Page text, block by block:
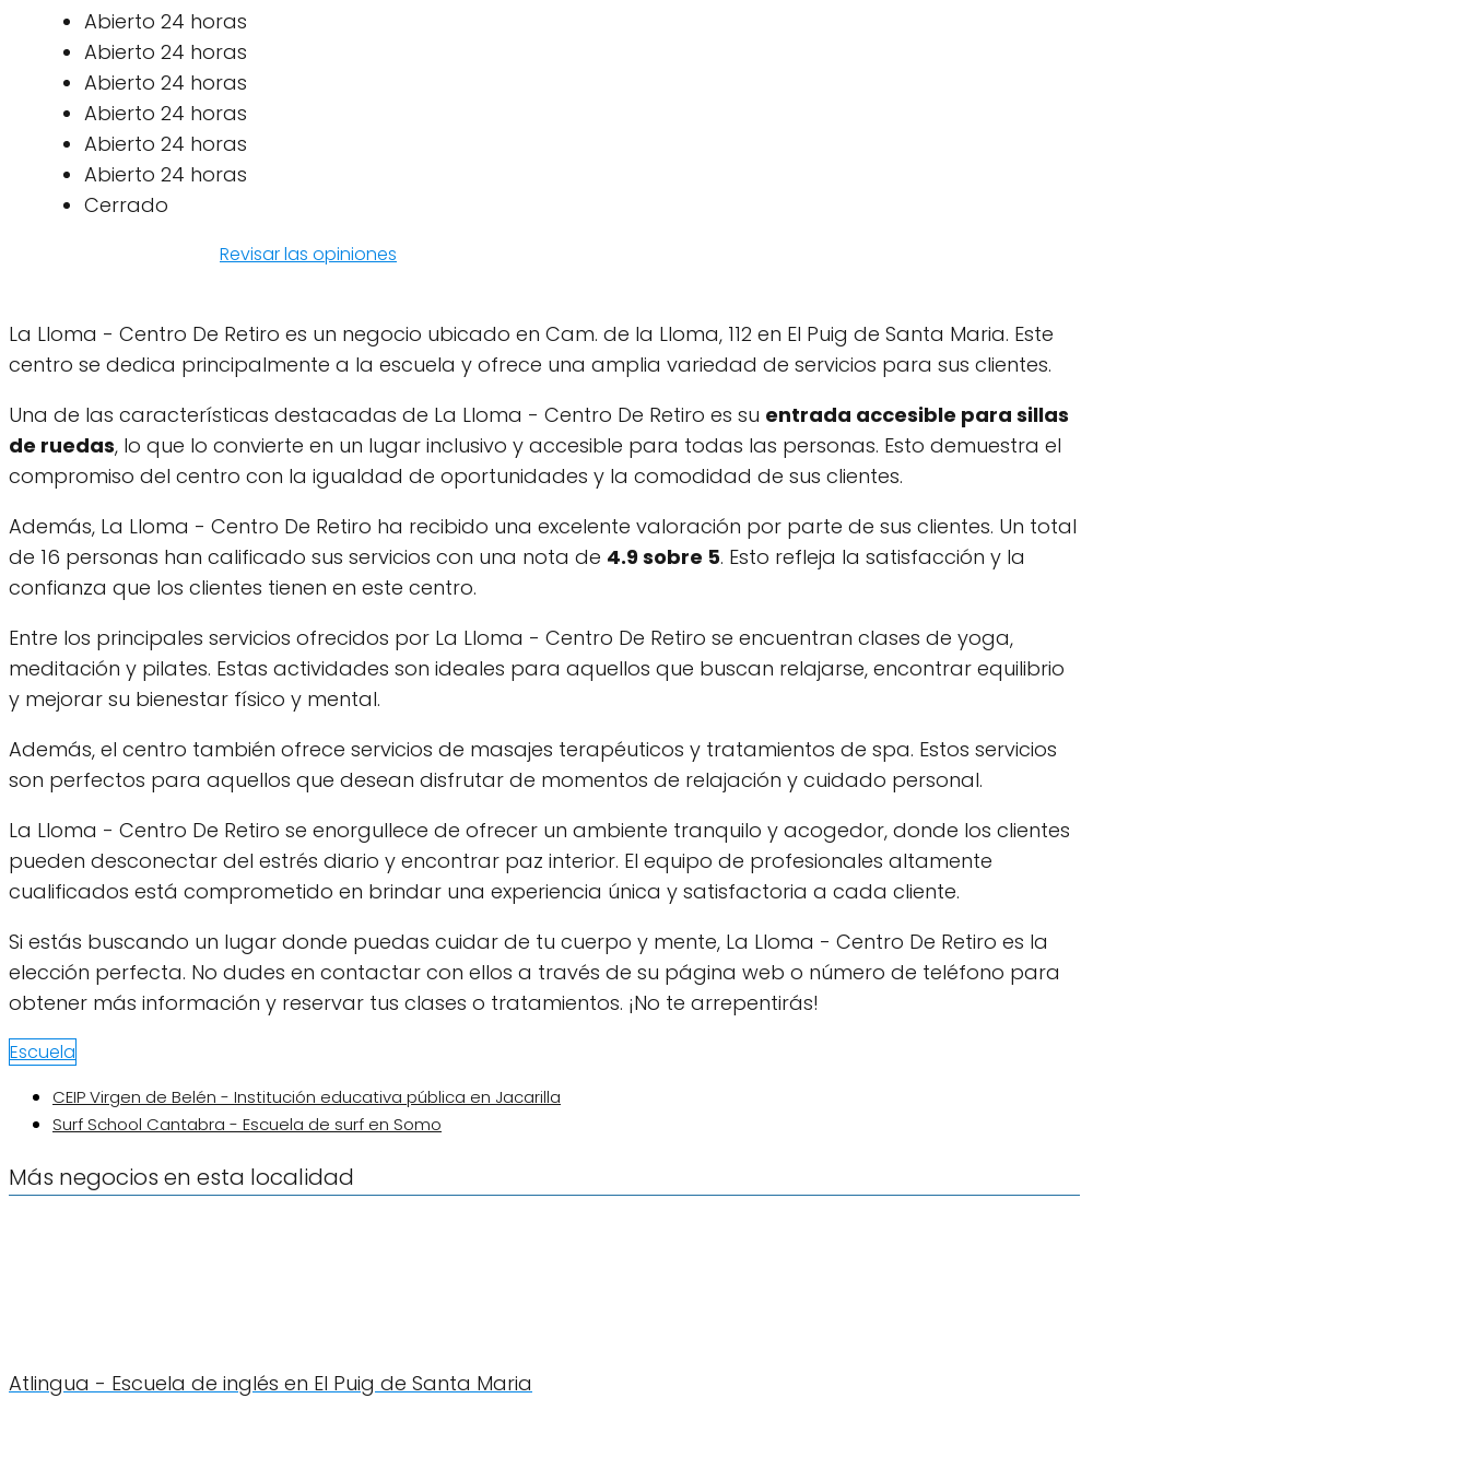
Abierto 24 horas
Abierto 24 horas
Abierto 24 horas
Abierto 24 horas
Abierto 24 horas
Abierto 24 horas
Cerrado
Revisar las opiniones
La Lloma - Centro De Retiro es un negocio ubicado en Cam. de la Lloma, 112 en El Puig de Santa Maria. Este
centro se dedica principalmente a la escuela y ofrece una amplia variedad de servicios para sus clientes.
Una de las características destacadas de La Lloma - Centro De Retiro es su entrada accesible para sillas
de ruedas, lo que lo convierte en un lugar inclusivo y accesible para todas las personas. Esto demuestra el
compromiso del centro con la igualdad de oportunidades y la comodidad de sus clientes.
Además, La Lloma - Centro De Retiro ha recibido una excelente valoración por parte de sus clientes. Un total
de 16 personas han calificado sus servicios con una nota de 4.9 sobre 5. Esto refleja la satisfacción y la
confianza que los clientes tienen en este centro.
Entre los principales servicios ofrecidos por La Lloma - Centro De Retiro se encuentran clases de yoga,
meditación y pilates. Estas actividades son ideales para aquellos que buscan relajarse, encontrar equilibrio
y mejorar su bienestar físico y mental.
Además, el centro también ofrece servicios de masajes terapéuticos y tratamientos de spa. Estos servicios
son perfectos para aquellos que desean disfrutar de momentos de relajación y cuidado personal.
La Lloma - Centro De Retiro se enorgullece de ofrecer un ambiente tranquilo y acogedor, donde los clientes
pueden desconectar del estrés diario y encontrar paz interior. El equipo de profesionales altamente
cualificados está comprometido en brindar una experiencia única y satisfactoria a cada cliente.
Si estás buscando un lugar donde puedas cuidar de tu cuerpo y mente, La Lloma - Centro De Retiro es la
elección perfecta. No dudes en contactar con ellos a través de su página web o número de teléfono para
obtener más información y reservar tus clases o tratamientos. ¡No te arrepentirás!
Escuela
CEIP Virgen de Belén - Institución educativa pública en Jacarilla
Surf School Cantabra - Escuela de surf en Somo
Más negocios en esta localidad
Atlingua - Escuela de inglés en El Puig de Santa Maria